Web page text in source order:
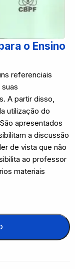
o Ensino
referenciais
A partir disso,
utilização do
apresentados
a discussão
de vista que não
ao professor
materiais